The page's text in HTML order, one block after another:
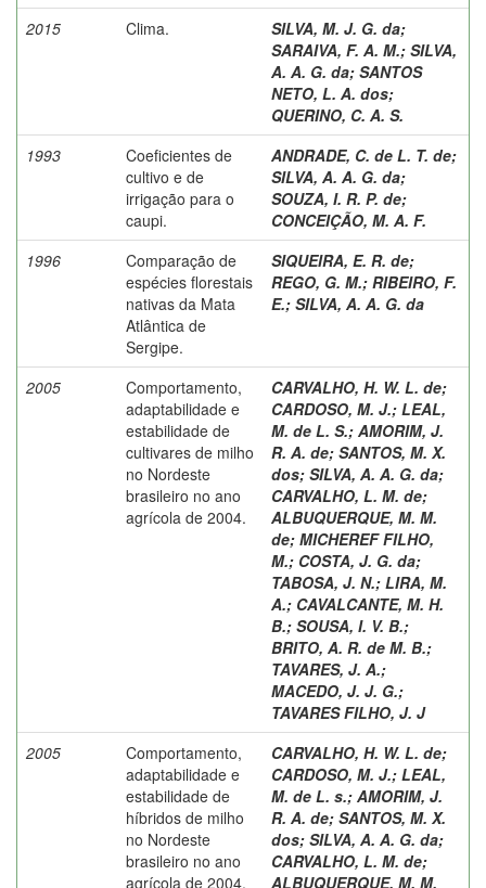
2015
Clima. SILVA, M. J. G. da;
SARAIVA, F. A. M.; SILVA,
A. A. G. da; SANTOS
NETO, L. A. dos;
QUERINO, C. A. S.
1993
Coeficientes de
cultivo e de
irrigação para o
caupi.
ANDRADE, C. de L. T. de;
SILVA, A. A. G. da;
SOUZA, I. R. P. de;
CONCEIÇÃO, M. A. F.
1996
Comparação de
espécies florestais
nativas da Mata
Atlântica de
Sergipe.
SIQUEIRA, E. R. de;
REGO, G. M.; RIBEIRO, F.
E.; SILVA, A. A. G. da
2005
Comportamento,
adaptabilidade e
estabilidade de
cultivares de milho
no Nordeste
brasileiro no ano
agrícola de 2004.
CARVALHO, H. W. L. de;
CARDOSO, M. J.; LEAL,
M. de L. S.; AMORIM, J.
R. A. de; SANTOS, M. X.
dos; SILVA, A. A. G. da;
CARVALHO, L. M. de;
ALBUQUERQUE, M. M.
de; MICHEREF FILHO,
M.; COSTA, J. G. da;
TABOSA, J. N.; LIRA, M.
A.; CAVALCANTE, M. H.
B.; SOUSA, I. V. B.;
BRITO, A. R. de M. B.;
TAVARES, J. A.;
MACEDO, J. J. G.;
TAVARES FILHO, J. J
2005
Comportamento,
adaptabilidade e
estabilidade de
híbridos de milho
no Nordeste
brasileiro no ano
agrícola de 2004.
CARVALHO, H. W. L. de;
CARDOSO, M. J.; LEAL,
M. de L. s.; AMORIM, J.
R. A. de; SANTOS, M. X.
dos; SILVA, A. A. G. da;
CARVALHO, L. M. de;
ALBUQUERQUE, M. M.